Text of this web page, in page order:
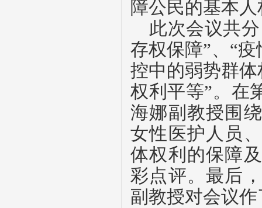
障公民的基本
此次会议共
存权保障”、“
控中的弱势群
权利平等”。在
海娜副教授围
女性医护人员
体权利的保障
彩点评。最后
副教授对会议